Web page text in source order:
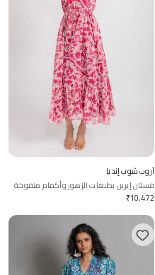
آروب شوب إنديا
فستان إيرين بطبعات الزهور وأكمام منفوخة
₹10,472